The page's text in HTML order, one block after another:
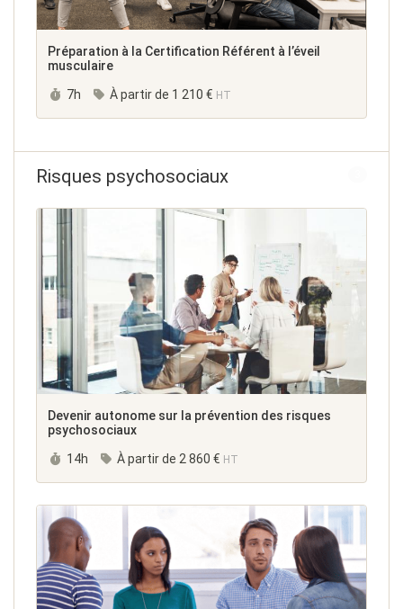
Préparation à la Certification Référent à l’éveil
musculaire
Durée :
7h À partir de 1 210 € HT
Risques psychosociaux
Devenir autonome sur la prévention des risques
psychosociaux
Durée :
14h À partir de 2 860 € HT